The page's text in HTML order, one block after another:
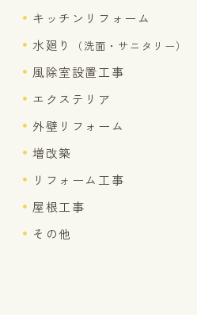
キッチンリフォーム
水廻り （洗面・サニタリー）
風除室設置工事
エクステリア
外壁リフォーム
増改築
リフォーム工事
屋根工事
その他